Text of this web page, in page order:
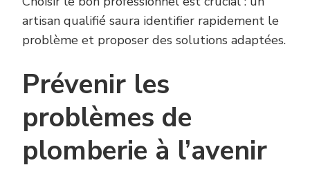
artisan qualifié saura identifier rapidement le
problème et proposer des solutions adaptées.
Prévenir les
problèmes de
plomberie à l’avenir